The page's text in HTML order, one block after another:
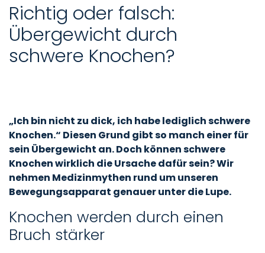
Richtig oder falsch:
Übergewicht durch
schwere Knochen?
„Ich bin nicht zu dick, ich habe lediglich schwere
Knochen.“ Diesen Grund gibt so manch einer für
sein Übergewicht an. Doch können schwere
Knochen wirklich die Ursache dafür sein? Wir
nehmen Medizinmythen rund um unseren
Bewegungsapparat genauer unter die Lupe.
Knochen werden durch einen
Bruch stärker